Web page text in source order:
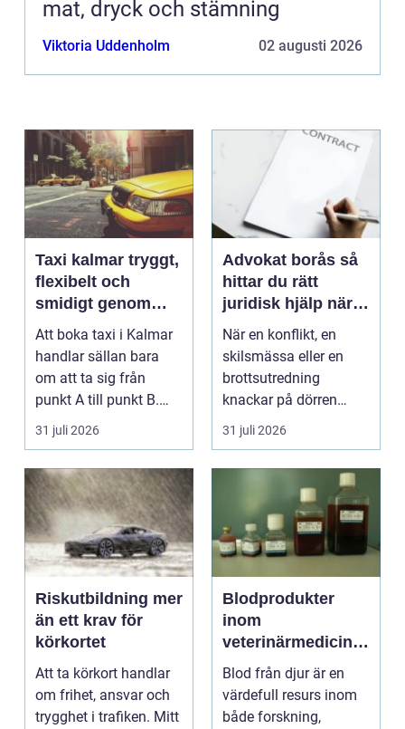
mat, dryck och stämning
Viktoria Uddenholm 02 augusti 2026
Taxi kalmar tryggt,
flexibelt och
smidigt genom
hela resan
Att boka taxi i Kalmar
handlar sällan bara
om att ta sig från
punkt A till punkt B.
För många är res...
31 juli 2026
Advokat borås så
hittar du rätt
juridisk hjälp när
livet krånglar
När en konflikt, en
skilsmässa eller en
brottsutredning
knackar på dörren
förändras vardagen
snabbt....
31 juli 2026
Riskutbildning mer
än ett krav för
körkortet
Att ta körkort handlar
om frihet, ansvar och
trygghet i trafiken. Mitt
Blodprodukter
inom
veterinärmedicin
funktion, kvalitet
och användning
Blod från djur är en
värdefull resurs inom
både forskning,